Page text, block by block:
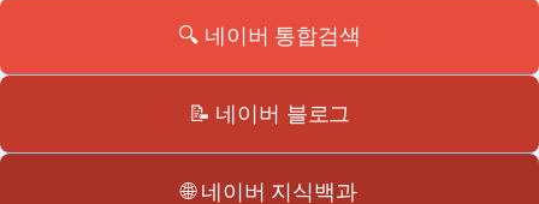
🔍 네이버 통합검색
📝 네이버 블로그
🌐 네이버 지식백과